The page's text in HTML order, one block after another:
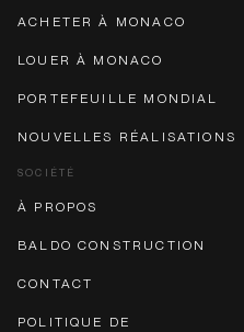
ACHETER À MONACO
LOUER À MONACO
PORTEFEUILLE MONDIAL
NOUVELLES RÉALISATIONS
SOCIÉTÉ
À PROPOS
BALDO CONSTRUCTION
CONTACT
POLITIQUE DE